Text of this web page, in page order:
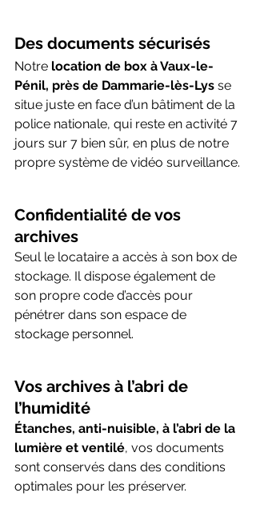
Des documents sécurisés
Notre location de box à Vaux-le-
Pénil, près de Dammarie-lès-Lys se
situe juste en face d’un bâtiment de la
police nationale, qui reste en activité 7
jours sur 7 bien sûr, en plus de notre
propre système de vidéo surveillance.
Confidentialité de vos
archives
Seul le locataire a accès à son box de
stockage. Il dispose également de
son propre code d’accès pour
pénétrer dans son espace de
stockage personnel.
Vos archives à l’abri de
l’humidité
Étanches, anti-nuisible, à l’abri de la
lumière et ventilé, vos documents
sont conservés dans des conditions
optimales pour les préserver.